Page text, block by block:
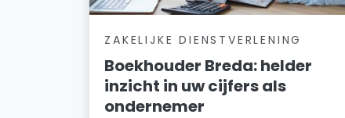
ZAKELIJKE DIENSTVERLENING
Boekhouder Breda: helder
inzicht in uw cijfers als
ondernemer